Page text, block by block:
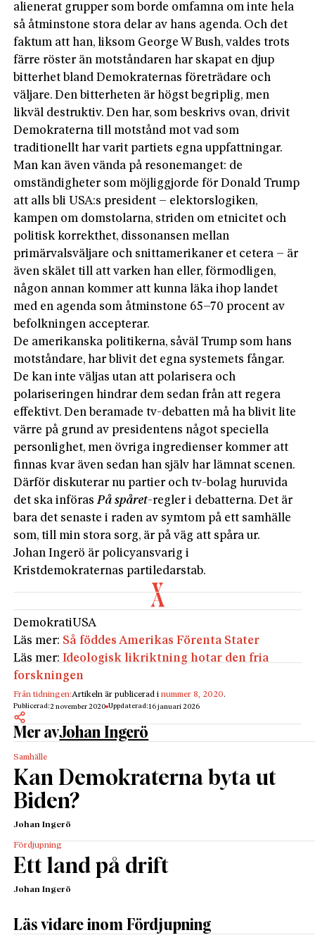
alienerat grupper som borde omfamna om inte hela
så åtminstone stora delar av hans agenda. Och det
faktum att han, liksom George W Bush, valdes trots
färre röster än motståndaren har skapat en djup
bitterhet bland Demokraternas företrädare och
väljare. Den bitterheten är högst begriplig, men
likväl destruktiv. Den har, som beskrivs ovan, drivit
Demokraterna till motstånd mot vad som
traditionellt har varit partiets egna uppfattningar.
Man kan även vända på resonemanget: de
omständigheter som möjliggjorde för Donald Trump
att alls bli USA:s president – elektorslogiken,
kampen om domstolarna, striden om etnicitet och
politisk korrekthet, dissonansen mellan
primärvalsväljare och snittamerikaner et cetera – är
även skälet till att varken han eller, förmodligen,
någon annan kommer att kunna läka ihop landet
med en agenda som åtminstone 65–70 procent av
befolkningen accepterar.
De amerikanska politikerna, såväl Trump som hans
motståndare, har blivit det egna systemets fångar.
De kan inte väljas utan att polarisera och
polariseringen hindrar dem sedan från att regera
effektivt. Den beramade tv-debatten må ha blivit lite
värre på grund av presidentens något speciella
personlighet, men övriga ingredienser kommer att
finnas kvar även sedan han själv har lämnat scenen.
Därför diskuterar nu partier och tv-bolag huruvida
det ska införasPå spåret-regler i debatterna. Det är
bara det senaste i raden av symtom på ett samhälle
som, till min stora sorg, är på väg att spåra ur.
Johan Ingerö är policyansvarig i
Kristdemokraternas partiledarstab.
DemokratiUSA
Läs mer: Så föddes Amerikas Förenta Stater
Läs mer:Ideologisk likriktning hotar den fria
forskningen
Från tidningen:Artikeln är publicerad inummer 8, 2020.
Publicerad:2 november 2020 Uppdaterad:16 januari 2026
Mer avJohan Ingerö
Samhälle
Kan Demokraterna byta ut
Biden?
Johan Ingerö
Fördjupning
Ett land på drift
Johan Ingerö
Läs vidare inom Fördjupning